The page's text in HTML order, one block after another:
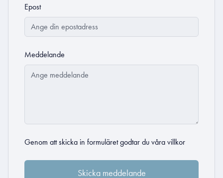
Epost
Meddelande
Genom att skicka in formuläret godtar du våra villkor